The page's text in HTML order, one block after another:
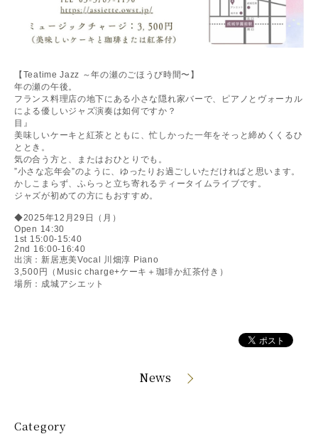
【Teatime Jazz ～年の瀬のごほうび時間〜】
年の瀬の午後。
フランス料理店の地下にある小さな隠れ家バーで、ピアノとヴォーカル
による優しいジャズ演奏は如何ですか？
目』
美味しいケーキと紅茶とともに、忙しかった一年をそっと締めくくるひ
ととき。
気の合う方と、またはおひとりでも。
”小さな忘年会”のように、ゆったりお過ごしいただければと思います。
かしこまらず、ふらっと立ち寄れるティータイムライブです。
ジャズが初めての方にもおすすめ。
◆2025年12月29日（月）
Open 14:30
1st 15:00-15:40
2nd 16:00-16:40
出演：新居恵美Vocal 川畑淳 Piano
3,500円（Music charge+ケーキ＋珈琲か紅茶付き）
場所：成城アシエット
News
Category